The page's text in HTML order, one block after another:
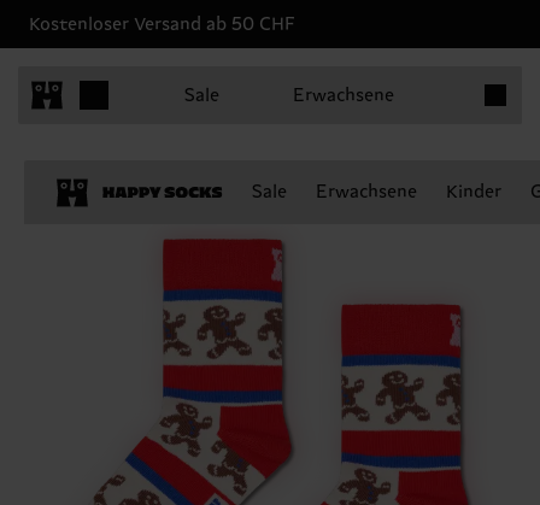
Kostenloser Versand ab 50 CHF
Sale Erwachsene
Sale Erwachsene Kinder